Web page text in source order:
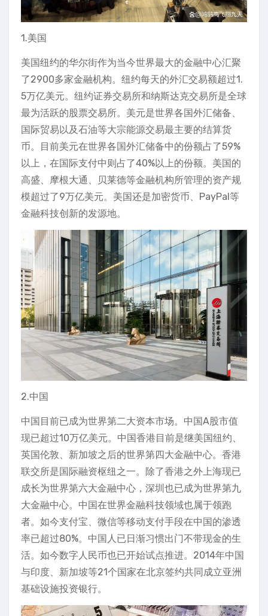
1.美国
美国纽约的华尔街作为当今世界最大的金融中心汇聚
了2900多家金融机构。纽约每天的外汇交易额超过1.
5万亿美元。纽约证券交易所和纳斯达克交易所是全球
最为活跃的股票交易所。美元是世界各国外汇储备、
国际贸易以及石油等大宗能源交易最主要的结算货
币。目前美元在世界各国外汇储备中的份额占了59%
以上，在国际支付中则占了40%以上的份额。美国的
高盛、摩根大通、贝莱德等金融机构所管理的资产规
模超过了9万亿美元。美国还是加密货币、PayPal等
金融科技创新的发源地。
2.中国
中国目前已成为世界第二大资本市场。中国A股市值
现已超过10万亿美元。中国香港目前是继美国纽约、
英国伦敦、新加坡之后的世界第四大金融中心。香港
联交所是国际融资枢纽之一。除了香港之外上海现已
成长为世界第六大金融中心，深圳也已成为世界第九
大金融中心。中国在世界金融科技领域也属于领跑
者。如今支付宝、微信等移动支付手段在中国的渗透
率已超过80%。中国人已日渐习惯出门不带现金的生
活。如今数字人民币也已开始试点推进。2014年中国
与印度、新加坡等21个国家在北京签约共同成立亚洲
基础设施投资银行。